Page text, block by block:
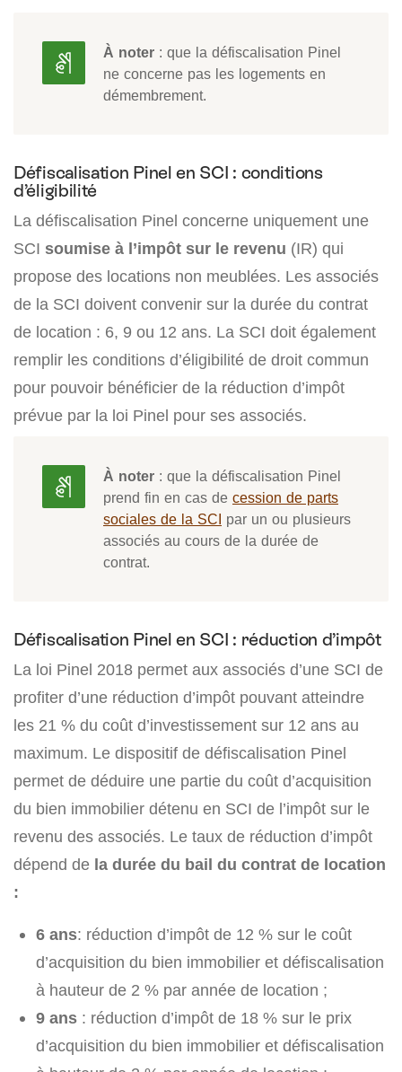
À noter : que la défiscalisation Pinel
ne concerne pas les logements en
démembrement.
Défiscalisation Pinel en SCI : conditions
d’éligibilité
La défiscalisation Pinel concerne uniquement une
SCI soumise à l’impôt sur le revenu (IR) qui
propose des locations non meublées. Les associés
de la SCI doivent convenir sur la durée du contrat
de location : 6, 9 ou 12 ans. La SCI doit également
remplir les conditions d’éligibilité de droit commun
pour pouvoir bénéficier de la réduction d’impôt
prévue par la loi Pinel pour ses associés.
À noter : que la défiscalisation Pinel
prend fin en cas de cession de parts
sociales de la SCI par un ou plusieurs
associés au cours de la durée de
contrat.
Défiscalisation Pinel en SCI : réduction d’impôt
La loi Pinel 2018 permet aux associés d’une SCI de
profiter d’une réduction d’impôt pouvant atteindre
les 21 % du coût d’investissement sur 12 ans au
maximum. Le dispositif de défiscalisation Pinel
permet de déduire une partie du coût d’acquisition
du bien immobilier détenu en SCI de l’impôt sur le
revenu des associés. Le taux de réduction d’impôt
dépend de la durée du bail du contrat de location
:
6 ans: réduction d’impôt de 12 % sur le coût
d’acquisition du bien immobilier et défiscalisation
à hauteur de 2 % par année de location ;
9 ans : réduction d’impôt de 18 % sur le prix
d’acquisition du bien immobilier et défiscalisation